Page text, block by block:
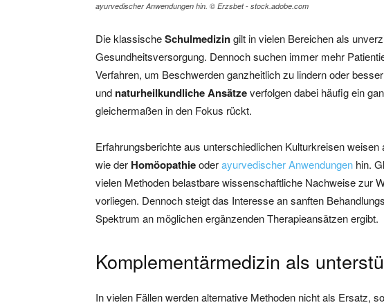
ayurvedischer Anwendungen hin. © Erzsbet - stock.adobe.com
Die klassischeSchulmedizingilt in vielen Bereichen als
Gesundheitsversorgung. Dennoch suchen immer mehr
Verfahren, um Beschwerden ganzheitlich zu lindern oder
und naturheilkundliche Ansätzeverfolgen dabei häufig ein
gleichermaßen in den Fokus rückt.
Erfahrungsberichte aus unterschiedlichen Kulturkreisen
wie der Homöopathieoderayurvedischer Anwendungen hin.
vielen Methoden belastbare wissenschaftliche Nachweise zur
vorliegen. Dennoch steigt das Interesse an sanften
Spektrum an möglichen ergänzenden Therapieansätzen ergibt.
Komplementärmedizin als
In vielen Fällen werden alternative Methoden nicht als Ersatz,